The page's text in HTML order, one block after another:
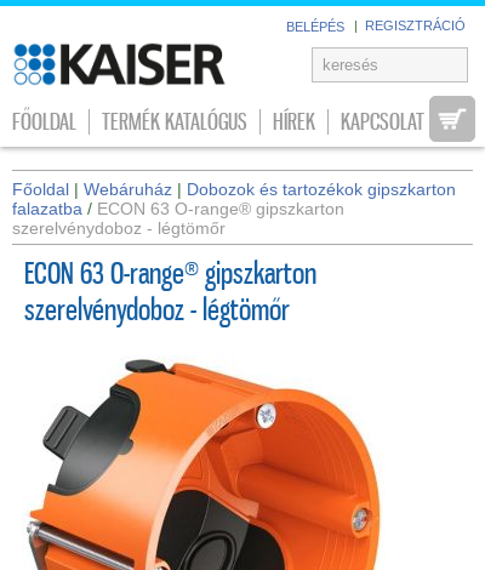
BELÉPÉS | REGISZTRÁCIÓ
FŐOLDAL TERMÉK KATALÓGUS HÍREK KAPCSOLAT
Főoldal | Webáruház | Dobozok és tartozékok gipszkarton
falazatba / ECON 63 O-range® gipszkarton
szerelvénydoboz - légtömőr
ECON 63 O-range® gipszkarton
szerelvénydoboz - légtömőr